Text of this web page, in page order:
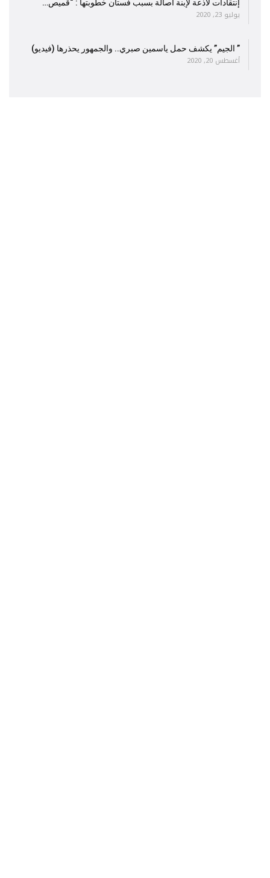
إنتقادات لاذعة لإبنة أصالة بسبب فستان خطوبتها : “قميص…
يوليو 23, 2020
” الجيم” يكشف حمل ياسمين صبري.. والجمهور يحذرها (فيديو)
أغسطس 20, 2020